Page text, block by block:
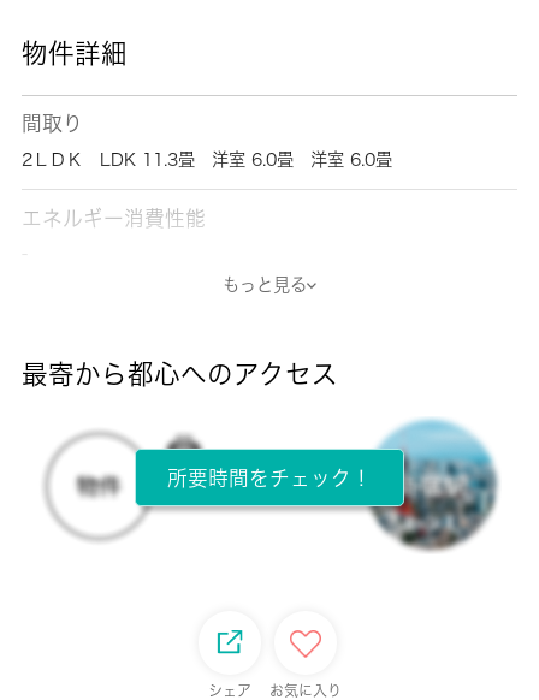
物件詳細
間取り
2ＬＤＫ LDK 11.3畳 洋室 6.0畳 洋室 6.0畳
エネルギー消費性能
-
所在階
2階 / 2階建
もっと見る
最寄から都心へのアクセス
所要時間をチェック！
シェア お気に入り